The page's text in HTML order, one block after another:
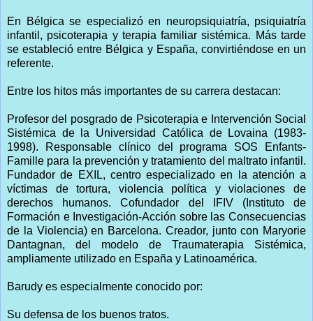
En Bélgica se especializó en neuropsiquiatría, psiquiatría
infantil, psicoterapia y terapia familiar sistémica. Más tarde
se estableció entre Bélgica y España, convirtiéndose en un
referente.
Entre los hitos más importantes de su carrera destacan:
Profesor del posgrado de Psicoterapia e Intervención Social
Sistémica de la Universidad Católica de Lovaina (1983-
1998). Responsable clínico del programa SOS Enfants-
Famille para la prevención y tratamiento del maltrato infantil.
Fundador de EXIL, centro especializado en la atención a
víctimas de tortura, violencia política y violaciones de
derechos humanos. Cofundador del IFIV (Instituto de
Formación e Investigación-Acción sobre las Consecuencias
de la Violencia) en Barcelona. Creador, junto con Maryorie
Dantagnan, del modelo de Traumaterapia Sistémica,
ampliamente utilizado en España y Latinoamérica.
Barudy es especialmente conocido por:
Su defensa de los buenos tratos.